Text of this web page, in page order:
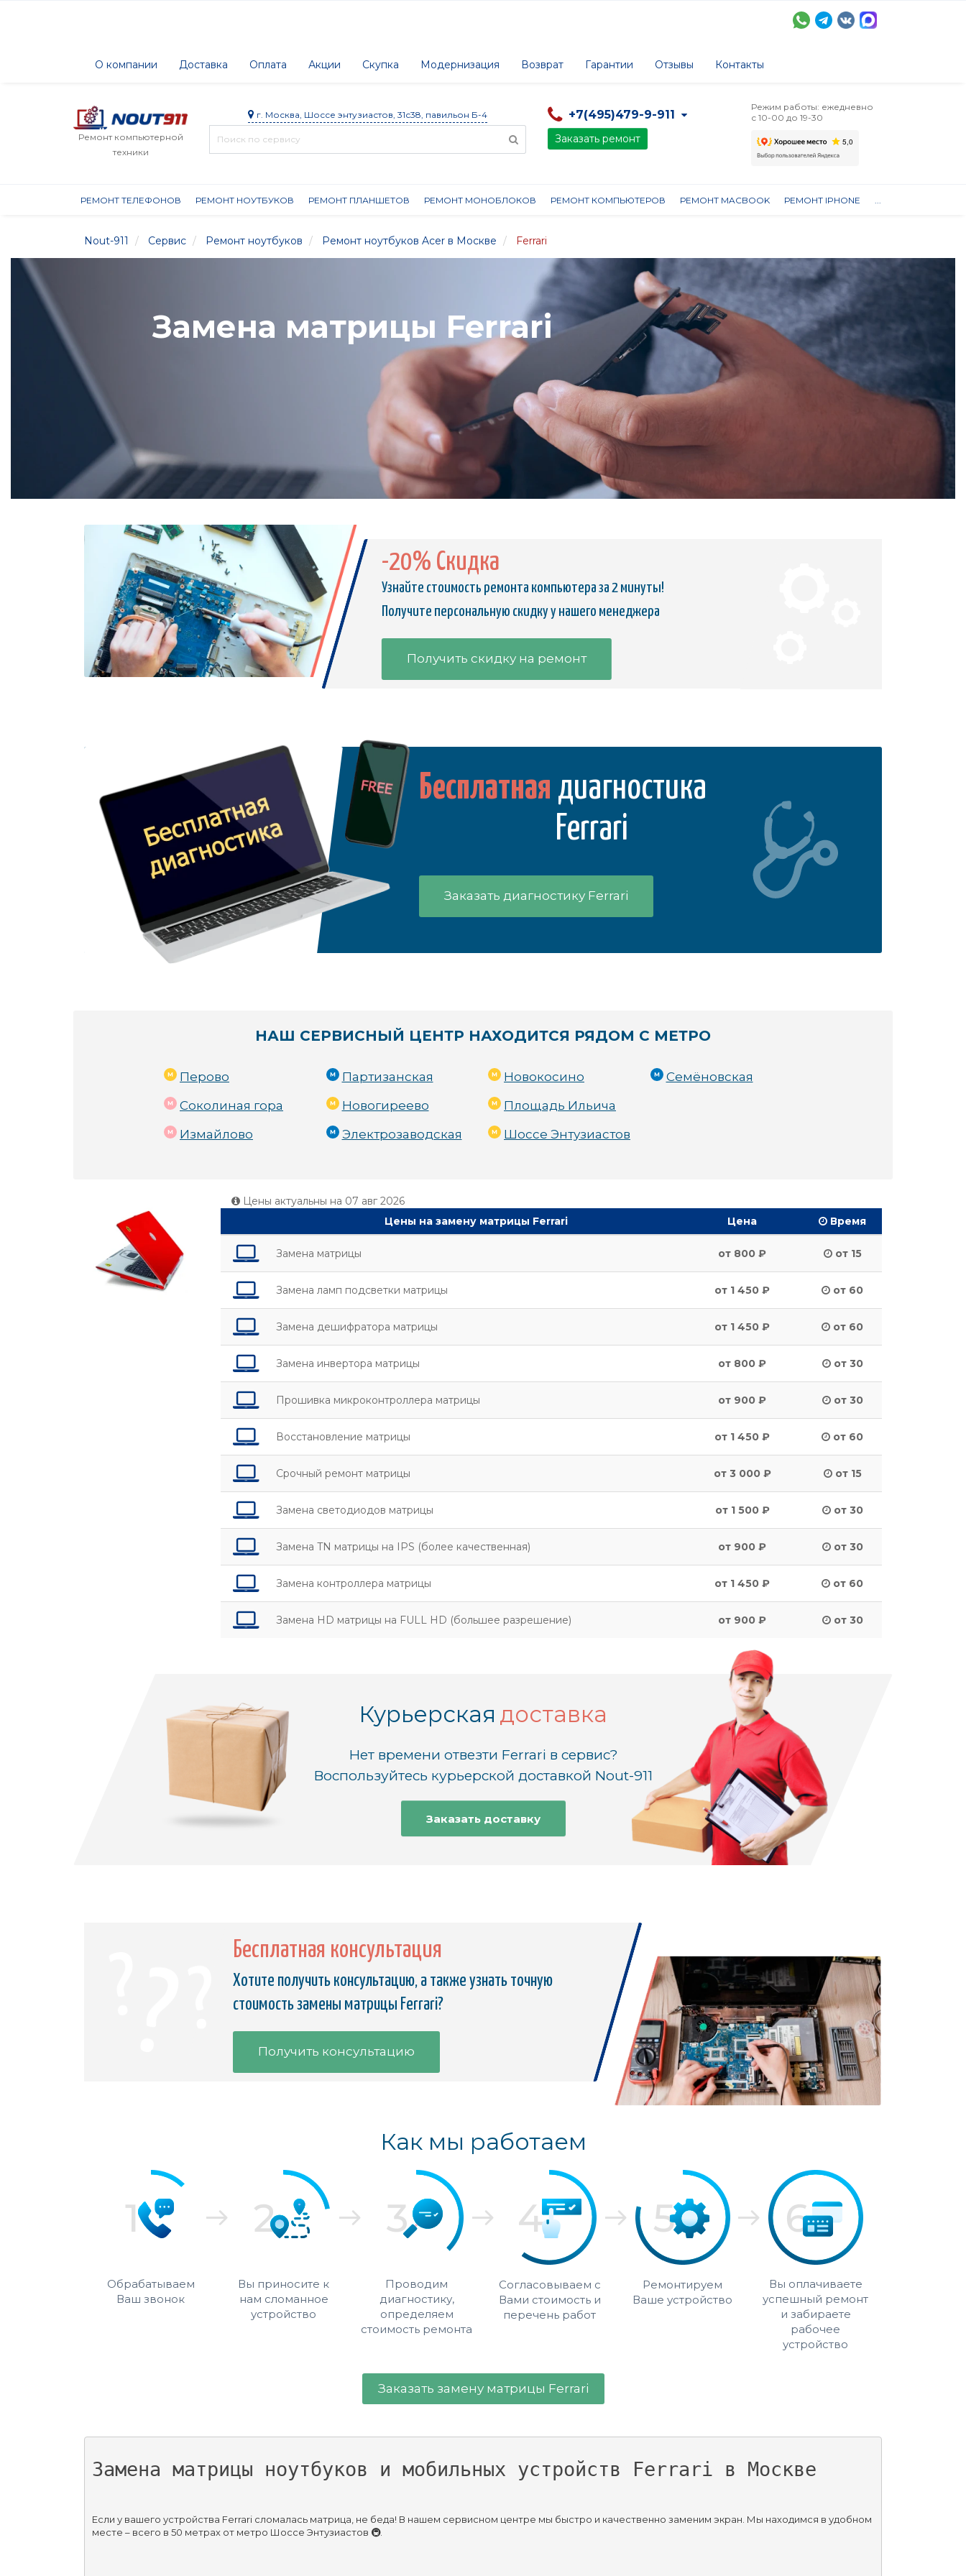
О компании Доставка Оплата Акции Скупка Модернизация Возврат Гарантии Отзывы Контакты
Ремонт компьютерной
техники
г. Москва, Шоссе энтузиастов, 31с38, павильон Б-4 +7(495)479-9-911
Заказать ремонт
Режим работы: ежедневно
с 10-00 до 19-30
РЕМОНТ ТЕЛЕФОНОВ РЕМОНТ НОУТБУКОВ РЕМОНТ ПЛАНШЕТОВ РЕМОНТ МОНОБЛОКОВ РЕМОНТ КОМПЬЮТЕРОВ РЕМОНТ MACBOOK РЕМОНТ IPHONE ...
Nout-911 Сервис Ремонт ноутбуков Ремонт ноутбуков Acer в Москве Ferrari
Замена матрицы Ferrari
-20% Скидка
Узнайте стоимость ремонта компьютера за 2 минуты!
Получите персональную скидку у нашего менеджера
Получить скидку на ремонт
Бесплатная диагностика
Ferrari
Заказать диагностику Ferrari
НАШ СЕРВИСНЫЙ ЦЕНТР НАХОДИТСЯ РЯДОМ С МЕТРО
Перово
Соколиная гора
Измайлово
Партизанская
Новогиреево
Электрозаводская
Новокосино
Площадь Ильича
Шоссе Энтузиастов
Семёновская
Цены актуальны на 07 авг 2026
Цены на замену матрицы Ferrari
Цена Время
Замена матрицы от 800 ₽ от 15
Замена ламп подсветки матрицы от 1 450 ₽ от 60
Замена дешифратора матрицы от 1 450 ₽ от 60
Замена инвертора матрицы от 800 ₽ от 30
Прошивка микроконтроллера матрицы от 900 ₽ от 30
Восстановление матрицы от 1 450 ₽ от 60
Срочный ремонт матрицы от 3 000 ₽ от 15
Замена светодиодов матрицы от 1 500 ₽ от 30
Замена TN матрицы на IPS (более качественная) от 900 ₽ от 30
Замена контроллера матрицы от 1 450 ₽ от 60
Замена HD матрицы на FULL HD (большее разрешение) от 900 ₽ от 30
Курьерская доставка
Нет времени отвезти Ferrari в сервис?
Воспользуйтесь курьерской доставкой Nout-911
Заказать доставку
Бесплатная консультация
Хотите получить консультацию, а также узнать точную
стоимость замены матрицы Ferrari?
Получить консультацию
Как мы работаем
Обрабатываем
Ваш звонок
Вы приносите к
нам сломанное
устройство
Проводим
диагностику,
определяем
стоимость ремонта
Согласовываем с
Вами стоимость и
перечень работ
Ремонтируем
Ваше устройство
Вы оплачиваете
успешный ремонт
и забираете
рабочее
устройство
Заказать замену матрицы Ferrari
Замена матрицы ноутбуков и мобильных устройств Ferrari в Москве
Если у вашего устройства Ferrari сломалась матрица, не беда! В нашем сервисном центре мы быстро и качественно заменим экран. Мы находимся в удобном
месте – всего в 50 метрах от метро Шоссе Энтузиастов 🚇.